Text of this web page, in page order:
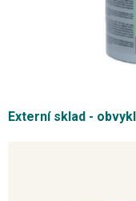
Externí sklad -